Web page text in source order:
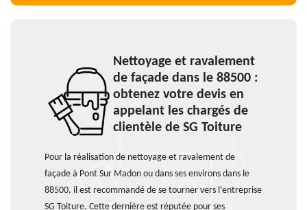
Nettoyage et ravalement
de façade dans le 88500 :
obtenez votre devis en
appelant les chargés de
clientèle de SG Toiture
Pour la réalisation de nettoyage et ravalement de
façade à Pont Sur Madon ou dans ses environs dans le
88500, il est recommandé de se tourner vers l’entreprise
SG Toiture. Cette dernière est réputée pour ses